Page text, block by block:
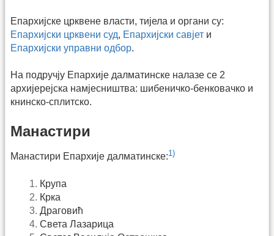
Епархијске црквене власти, тијела и органи су:
Епархијски црквени суд, Епархијски савјет и
Епархијски управни одбор.
На подручју Епархије далматинске налазе се 2
архијерејска намјесништва: шибеничко-бенковачко и
книнско-сплитско.
Манастири
Манастири Епархије далматинске:1)
Крупа
Крка
Драговић
Света Лазарица